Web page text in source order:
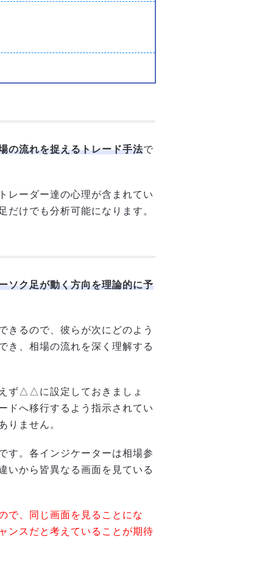
の流れを捉えるトレード手法で
レーダー達の心理が含まれてい
だけでも分析可能になります。
ソク足が動く方向を理論的に予
きるので、彼らが次にどのよう
き、相場の流れを深く理解する
ず△△に設定しておきましょ
ドへ移行するよう指示されてい
りません。
す。各インジケーターは相場参
いから皆異なる画面を見ている
で、同じ画面を見ることにな
ンスだと考えていることが期待